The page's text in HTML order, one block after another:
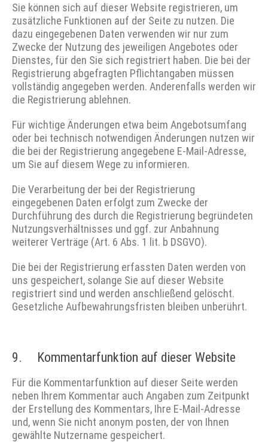
Sie können sich auf dieser Website registrieren, um
zusätzliche Funktionen auf der Seite zu nutzen. Die
dazu eingegebenen Daten verwenden wir nur zum
Zwecke der Nutzung des jeweiligen Angebotes oder
Dienstes, für den Sie sich registriert haben. Die bei der
Registrierung abgefragten Pflichtangaben müssen
vollständig angegeben werden. Anderenfalls werden wir
die Registrierung ablehnen.
Für wichtige Änderungen etwa beim Angebotsumfang
oder bei technisch notwendigen Änderungen nutzen wir
die bei der Registrierung angegebene E-Mail-Adresse,
um Sie auf diesem Wege zu informieren.
Die Verarbeitung der bei der Registrierung
eingegebenen Daten erfolgt zum Zwecke der
Durchführung des durch die Registrierung begründeten
Nutzungsverhältnisses und ggf. zur Anbahnung
weiterer Verträge (Art. 6 Abs. 1 lit. b DSGVO).
Die bei der Registrierung erfassten Daten werden von
uns gespeichert, solange Sie auf dieser Website
registriert sind und werden anschließend gelöscht.
Gesetzliche Aufbewahrungsfristen bleiben unberührt.
9. Kommentarfunktion auf dieser Website
Für die Kommentarfunktion auf dieser Seite werden
neben Ihrem Kommentar auch Angaben zum Zeitpunkt
der Erstellung des Kommentars, Ihre E-Mail-Adresse
und, wenn Sie nicht anonym posten, der von Ihnen
gewählte Nutzername gespeichert.